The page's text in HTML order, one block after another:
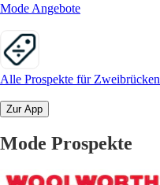
Mode Angebote
Alle Prospekte für Zweibrücken
Zur App
Mode Prospekte